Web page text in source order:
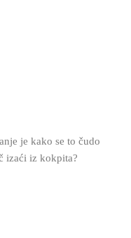
je kako se to čudo
izaći iz kokpita?